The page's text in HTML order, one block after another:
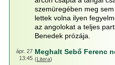
szemüregében meg
lettek volna ilyen
az angolokat a teljes
Benedek prózája.
ápr. 27
13:45
Meghalt Sebő Ferenc
(Litera)